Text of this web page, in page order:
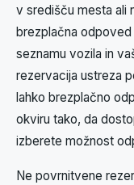
v središču mesta ali
brezplačna
seznamu vozila in
rezervacija ustreza
lahko brezplačno
okviru tako, da
izberete možnost
Ne povrnitvene